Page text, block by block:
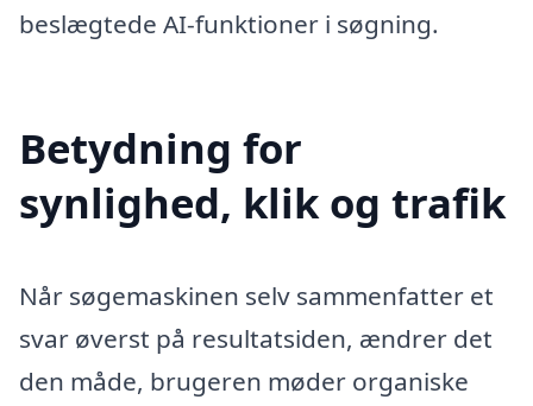
beslægtede AI-funktioner i søgning.
Betydning for
synlighed, klik og trafik
Når søgemaskinen selv sammenfatter et
svar øverst på resultatsiden, ændrer det
den måde, brugeren møder organiske